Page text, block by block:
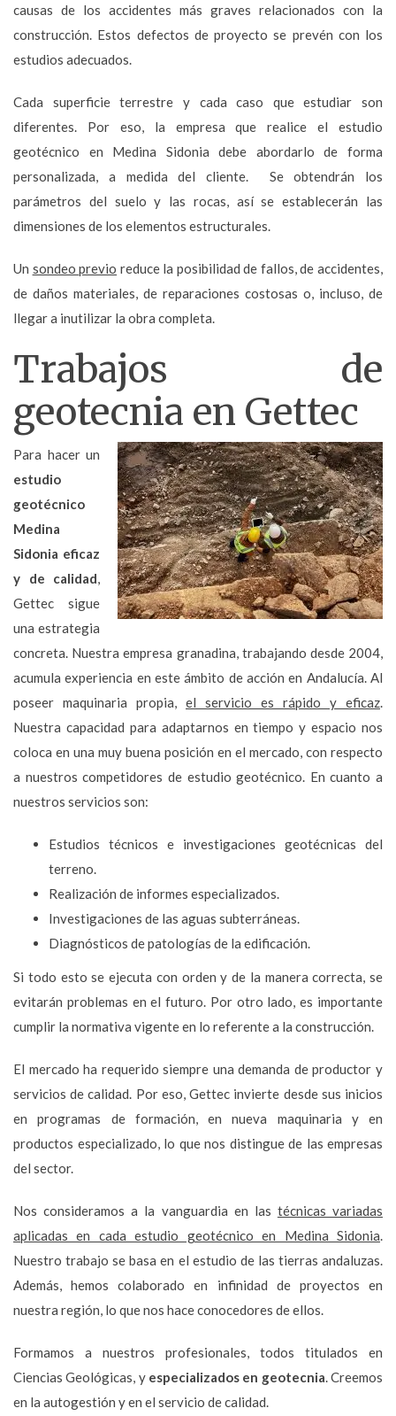
causas de los accidentes más graves relacionados con la
construcción. Estos defectos de proyecto se prevén con los
estudios adecuados.
Cada superficie terrestre y cada caso que estudiar son
diferentes. Por eso, la empresa que realice el estudio
geotécnico en Medina Sidonia debe abordarlo de forma
personalizada, a medida del cliente. Se obtendrán los
parámetros del suelo y las rocas, así se establecerán las
dimensiones de los elementos estructurales.
Un sondeo previo reduce la posibilidad de fallos, de accidentes,
de daños materiales, de reparaciones costosas o, incluso, de
llegar a inutilizar la obra completa.
Trabajos de
geotecnia en Gettec
Para hacer un
estudio
geotécnico
Medina
Sidonia eficaz
y de calidad,
Gettec sigue
una estrategia
concreta. Nuestra empresa granadina, trabajando desde 2004,
acumula experiencia en este ámbito de acción en Andalucía. Al
poseer maquinaria propia, el servicio es rápido y eficaz.
Nuestra capacidad para adaptarnos en tiempo y espacio nos
coloca en una muy buena posición en el mercado, con respecto
a nuestros competidores de estudio geotécnico. En cuanto a
nuestros servicios son:
Estudios técnicos e investigaciones geotécnicas del
terreno.
Realización de informes especializados.
Investigaciones de las aguas subterráneas.
Diagnósticos de patologías de la edificación.
Si todo esto se ejecuta con orden y de la manera correcta, se
evitarán problemas en el futuro. Por otro lado, es importante
cumplir la normativa vigente en lo referente a la construcción.
El mercado ha requerido siempre una demanda de productor y
servicios de calidad. Por eso, Gettec invierte desde sus inicios
en programas de formación, en nueva maquinaria y en
productos especializado, lo que nos distingue de las empresas
del sector.
Nos consideramos a la vanguardia en las técnicas variadas
aplicadas en cada estudio geotécnico en Medina Sidonia.
Nuestro trabajo se basa en el estudio de las tierras andaluzas.
Además, hemos colaborado en infinidad de proyectos en
nuestra región, lo que nos hace conocedores de ellos.
Formamos a nuestros profesionales, todos titulados en
Ciencias Geológicas, y especializados en geotecnia. Creemos
en la autogestión y en el servicio de calidad.